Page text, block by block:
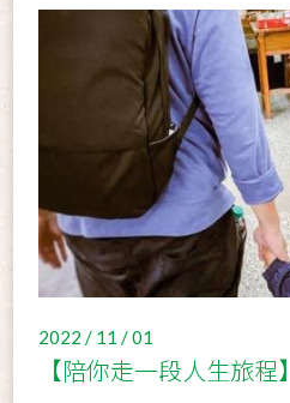
2022 / 11 / 01
【陪你走一段人生旅程】